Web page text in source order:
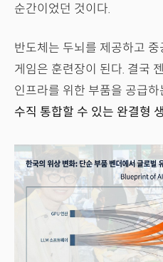
순간이었던 것이다.
반도체는 두뇌를 제공하고
게임은 훈련장이 된다. 결국
인프라를 위한 부품을 공급하
수직 통합할 수 있는 완결형